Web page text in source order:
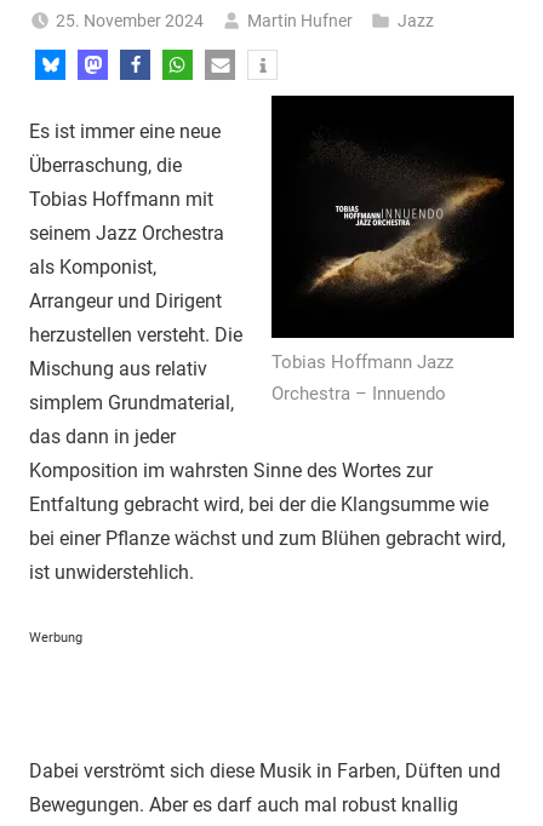
25. November 2024 Martin Hufner Jazz
Tobias Hoffmann Jazz
Orchestra – Innuendo
Es ist immer eine neue
Überraschung, die
Tobias Hoffmann mit
seinem Jazz Orchestra
als Komponist,
Arrangeur und Dirigent
herzustellen versteht. Die
Mischung aus relativ
simplem Grundmaterial,
das dann in jeder
Komposition im wahrsten Sinne des Wortes zur
Entfaltung gebracht wird, bei der die Klangsumme wie
bei einer Pflanze wächst und zum Blühen gebracht wird,
ist unwiderstehlich.
Werbung
Dabei verströmt sich diese Musik in Farben, Düften und
Bewegungen. Aber es darf auch mal robust knallig